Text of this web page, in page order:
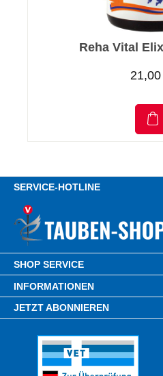
Reha Vital
SERVICE-HOTLINE
SHOP SERVICE
INFORMATIONEN
JETZT ABONNIEREN